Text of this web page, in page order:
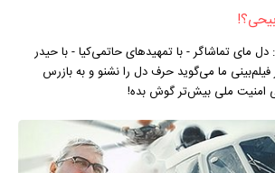
: دل مای تماشاگر - با تمهیدهای حاتمی‌کیا - با حیدر
ما می‌گوید حرف دل را نشنو و به بازرس
امنیت ملی بیش‌تر گوش بده!